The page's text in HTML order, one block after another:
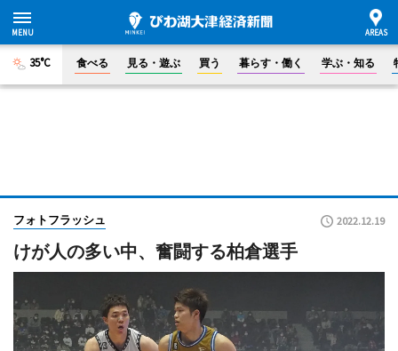
35°C 食べる 見る・遊ぶ 買う 暮らす・働く 学ぶ・知る
フォトフラッシュ 2022.12.19
けが人の多い中、奮闘する柏倉選手